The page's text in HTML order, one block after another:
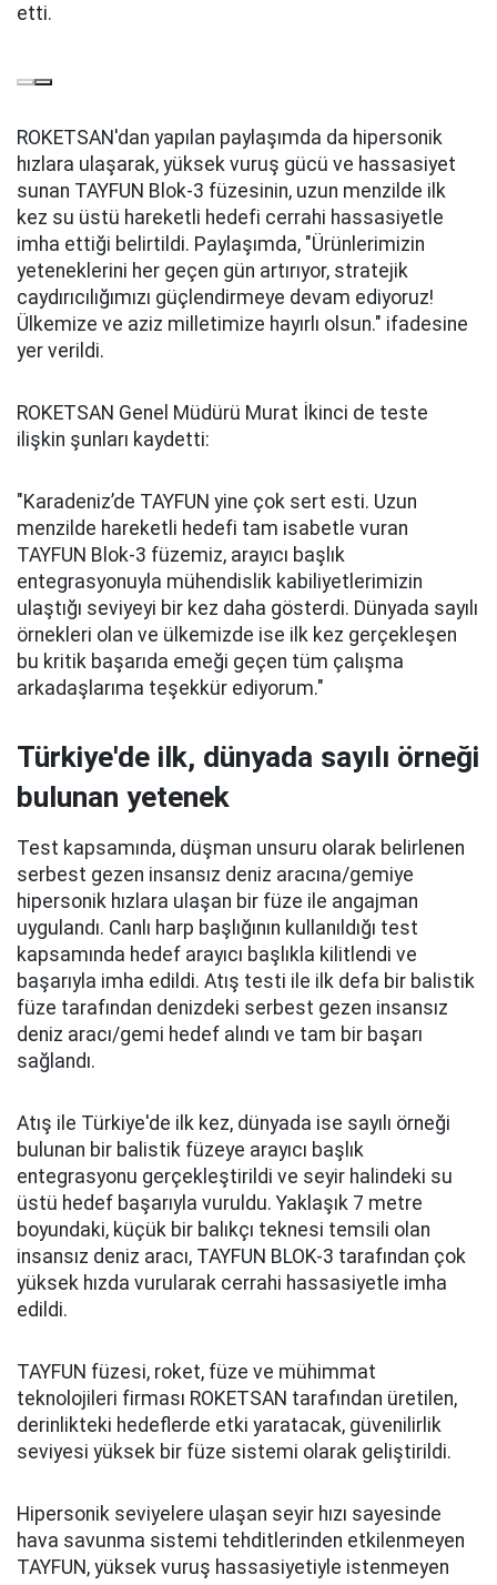
etti.
ROKETSAN'dan yapılan paylaşımda da hipersonik
hızlara ulaşarak, yüksek vuruş gücü ve hassasiyet
sunan TAYFUN Blok-3 füzesinin, uzun menzilde ilk
kez su üstü hareketli hedefi cerrahi hassasiyetle
imha ettiği belirtildi. Paylaşımda, "Ürünlerimizin
yeteneklerini her geçen gün artırıyor, stratejik
caydırıcılığımızı güçlendirmeye devam ediyoruz!
Ülkemize ve aziz milletimize hayırlı olsun." ifadesine
yer verildi.
ROKETSAN Genel Müdürü Murat İkinci de teste
ilişkin şunları kaydetti:
"Karadeniz’de TAYFUN yine çok sert esti. Uzun
menzilde hareketli hedefi tam isabetle vuran
TAYFUN Blok-3 füzemiz, arayıcı başlık
entegrasyonuyla mühendislik kabiliyetlerimizin
ulaştığı seviyeyi bir kez daha gösterdi. Dünyada sayılı
örnekleri olan ve ülkemizde ise ilk kez gerçekleşen
bu kritik başarıda emeği geçen tüm çalışma
arkadaşlarıma teşekkür ediyorum."
Türkiye'de ilk, dünyada sayılı örneği
bulunan yetenek
Test kapsamında, düşman unsuru olarak belirlenen
serbest gezen insansız deniz aracına/gemiye
hipersonik hızlara ulaşan bir füze ile angajman
uygulandı. Canlı harp başlığının kullanıldığı test
kapsamında hedef arayıcı başlıkla kilitlendi ve
başarıyla imha edildi. Atış testi ile ilk defa bir balistik
füze tarafından denizdeki serbest gezen insansız
deniz aracı/gemi hedef alındı ve tam bir başarı
sağlandı.
Atış ile Türkiye'de ilk kez, dünyada ise sayılı örneği
bulunan bir balistik füzeye arayıcı başlık
entegrasyonu gerçekleştirildi ve seyir halindeki su
üstü hedef başarıyla vuruldu. Yaklaşık 7 metre
boyundaki, küçük bir balıkçı teknesi temsili olan
insansız deniz aracı, TAYFUN BLOK-3 tarafından çok
yüksek hızda vurularak cerrahi hassasiyetle imha
edildi.
TAYFUN füzesi, roket, füze ve mühimmat
teknolojileri firması ROKETSAN tarafından üretilen,
derinlikteki hedeflerde etki yaratacak, güvenilirlik
seviyesi yüksek bir füze sistemi olarak geliştirildi.
Hipersonik seviyelere ulaşan seyir hızı sayesinde
hava savunma sistemi tehditlerinden etkilenmeyen
TAYFUN, yüksek vuruş hassasiyetiyle istenmeyen